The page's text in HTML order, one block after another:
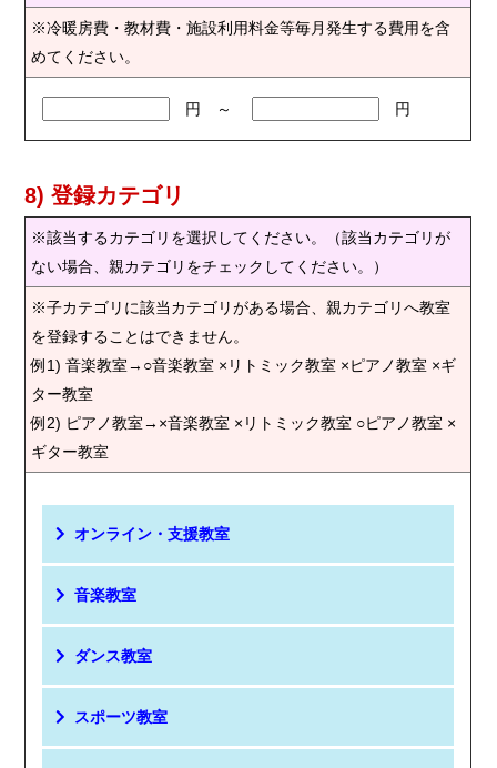
※冷暖房費・教材費・施設利用料金等毎月発生する費用を含
めてください。
円 ～ 円
8) 登録カテゴリ
※該当するカテゴリを選択してください。（該当カテゴリが
ない場合、親カテゴリをチェックしてください。）
※子カテゴリに該当カテゴリがある場合、親カテゴリへ教室
を登録することはできません。
例1) 音楽教室→○音楽教室 ×リトミック教室 ×ピアノ教室 ×ギ
ター教室
例2) ピアノ教室→×音楽教室 ×リトミック教室 ○ピアノ教室 ×
ギター教室
オンライン・支援教室
音楽教室
ダンス教室
スポーツ教室